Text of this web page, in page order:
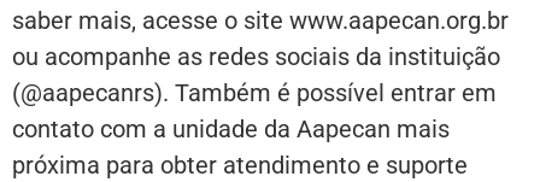
saber mais, acesse o site www.aapecan.org.br
ou acompanhe as redes sociais da instituição
(@aapecanrs). Também é possível entrar em
contato com a unidade da Aapecan mais
próxima para obter atendimento e suporte